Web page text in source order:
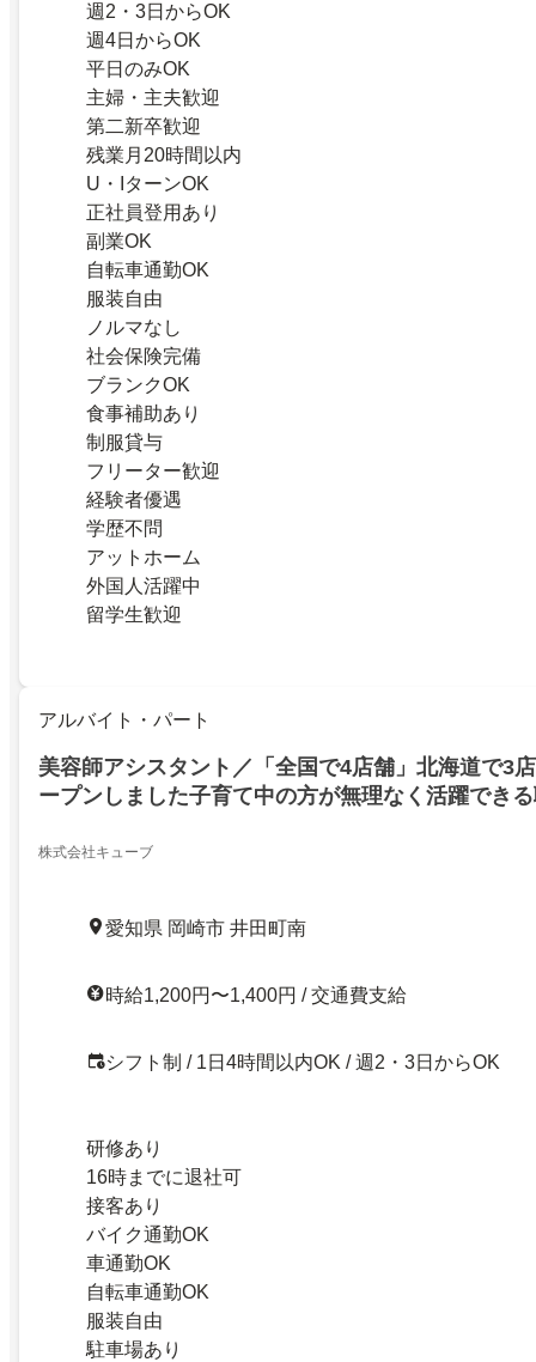
週2・3日からOK
週4日からOK
平日のみOK
主婦・主夫歓迎
第二新卒歓迎
残業月20時間以内
U・IターンOK
正社員登用あり
副業OK
自転車通勤OK
服装自由
ノルマなし
社会保険完備
ブランクOK
食事補助あり
制服貸与
フリーター歓迎
経験者優遇
学歴不問
アットホーム
外国人活躍中
留学生歓迎
アルバイト・パート
美容師アシスタント／「全国で4店舗」北海道で3
ープンしました子育て中の方が無理なく活躍でき
株式会社キューブ
愛知県 岡崎市 井田町南
時給1,200円〜1,400円 / 交通費支給
シフト制 / 1日4時間以内OK / 週2・3日からOK
研修あり
16時までに退社可
接客あり
バイク通勤OK
車通勤OK
自転車通勤OK
服装自由
駐車場あり